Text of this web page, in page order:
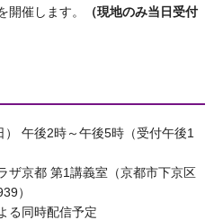
開催します。
（現地のみ当日受付
午後2時～午後5時（受付午後1
京都 第1講義室（京都市下京区
）
る同時配信予定